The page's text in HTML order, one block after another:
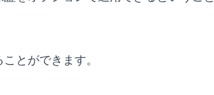
とができます。